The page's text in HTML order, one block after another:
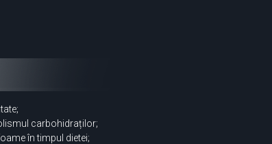
carbohidraților;
în timpul dietei;